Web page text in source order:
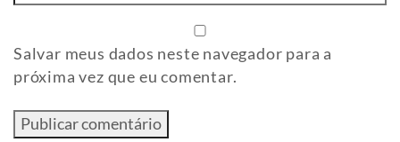
Salvar meus dados neste navegador para a
próxima vez que eu comentar.